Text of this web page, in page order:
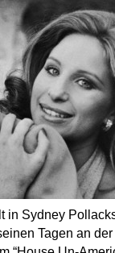
in Sydney
Tagen an